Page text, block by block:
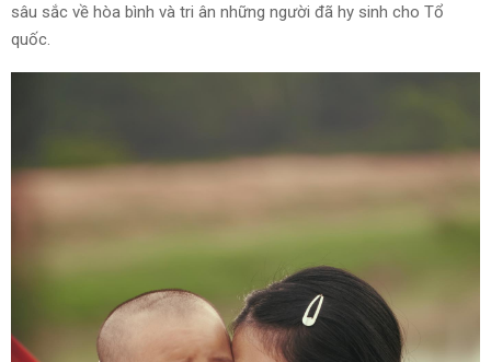
sâu sắc về hòa bình và tri ân những người đã hy sinh cho Tổ
quốc.